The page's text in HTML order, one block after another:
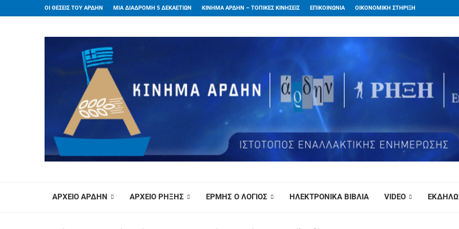
ΟΙ ΘΕΣΕΙΣ ΤΟΥ ΑΡΔΗΝ ΜΙΑ ΔΙΑΔΡΟΜΗ 5 ΔΕΚΑΕΤΙΩΝ ΚΙΝΗΜΑ ΑΡΔΗΝ – ΤΟΠΙΚΕΣ ΚΙΝΗΣΕΙΣ ΕΠΙΚΟΙΝΩΝΙΑ ΟΙΚΟΝΟΜΙΚΗ ΣΤΗΡΙΞΗ
ΑΡΧΕΙΟ ΑΡΔΗΝ ΑΡΧΕΙΟ ΡΗΞΗΣ ΕΡΜΗΣ Ο ΛΟΓΙΟΣ ΗΛΕΚΤΡΟΝΙΚΑ ΒΙΒΛΙΑ VIDEO